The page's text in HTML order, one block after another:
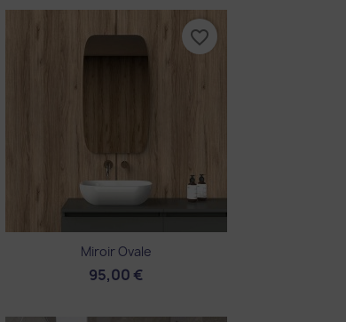
Miroir Ovale
95,00 €
Aperçu rapide
favorite_border